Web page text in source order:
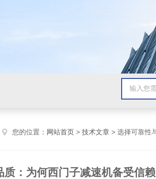
您的位置： 网站首页 > 技术文章 > 选择可靠性
：为何西门子减速机备受信赖